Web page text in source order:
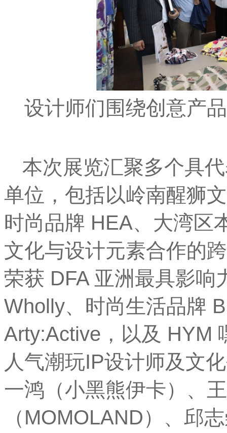
设计师们围绕创意产
本次展览汇聚多个具
单位，包括以岭南醒狮
时尚品牌 HEA、大湾区
文化与设计元素合作的
荣获 DFA 亚洲最具影响
Wholly、时尚生活品牌
Arty:Active，以及 HYM
人气潮玩IP设计师及文
一鸿（小黑熊伊卡）、
（MOMOLAND）、邱